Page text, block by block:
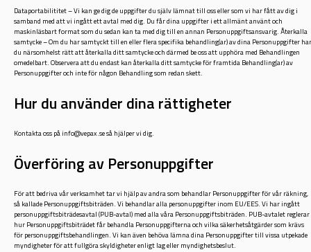
Dataportabilititet – Vi kan ge dig de uppgifter du själv lämnat till oss eller som vi har fått av dig i
samband med att vi ingått ett avtal med dig. Du får dina uppgifter i ett allmänt använt och
maskinläsbart format som du sedan kan ta med dig till en annan Personuppgiftsansvarig. Återkalla
samtycke – Om du har samtyckt till en eller flera specifika behandling(ar) av dina Personuppgifter
du närsomhelst rätt att återkalla ditt samtycke och därmed be oss att upphöra med Behandlingen
omedelbart. Observera att du endast kan återkalla ditt samtycke för framtida Behandling(ar) av
Personuppgifter och inte för någon Behandling som redan skett.
Hur du använder dina rättigheter
Kontakta oss på info@vepax.se så hjälper vi dig.
Överföring av Personuppgifter
För att bedriva vår verksamhet tar vi hjälp av andra som behandlar Personuppgifter för vår räkning,
så kallade Personuppgiftsbiträden. Vi behandlar alla personuppgifter inom EU/EES. Vi har ingått
personuppgiftsbiträdesavtal (PUB-avtal) med alla våra Personuppgiftsbiträden. PUB-avtalet reglerar
hur Personuppgiftsbiträdet får behandla Personuppgifterna och vilka säkerhetsåtgärder som krävs
för personuppgiftsbehandlingen. Vi kan även behöva lämna dina Personuppgifter till vissa utpekade
myndigheter för att fullgöra skyldigheter enligt lag eller myndighetsbeslut.